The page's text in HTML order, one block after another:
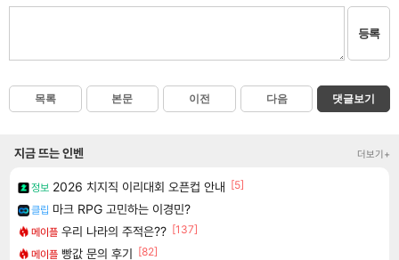
등록
목록 본문 이전 다음 댓글보기
지금 뜨는 인벤 더보기+
정보 2026 치지직 이리대회 오픈컵 안내 [5]
클립 마크 RPG 고민하는 이경민?
메이플 우리 나라의 주적은?? [137]
메이플 빵값 문의 후기 [82]